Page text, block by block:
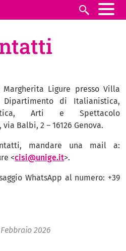
Cerca
Ligure presso Villa
di Italianistica,
Arti e Spettacolo
Balbi, 2 – 16126 Genova.
mandare una mail a:
<cisi@unige.it>.
WhatsApp al numero: +39
2026